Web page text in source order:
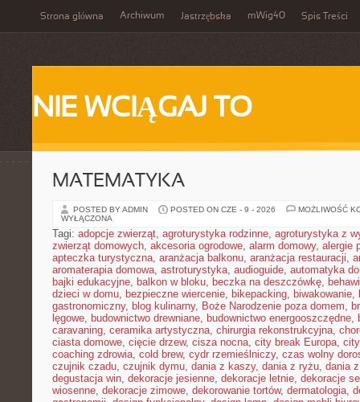
Strona główna Archiwum Jastrzębska mWig40 Spis Treści
NIE WCIĄGAJ TO
MATEMATYKA
POSTED BY ADMIN POSTED ON CZE - 9 - 2026
MOŻLIWOŚĆ
WYŁĄCZONA
Tagi: adopcje zwierząt, agroturystyka rodzinne, agroturystyka z
zwierząt domowych, akcesoria ogrodowe, alarm domowy, alergie
apteczka turystyczna, aranżacja balkonu, aranżacja restauracji,
aromaterapia domowa, astroturystyka, audioguide, automatyka
bajki edukacyjne, balkon w bloku, beczka na deszczówkę,
dzieci w domu, bezpieczne wiercenie, bikepacking, biwakowanie,
gastronomiczny, blog kulinarny, Boże Narodzenie poza domem,
lęgowe, budownictwo drewniane, budownictwo energooszczędne,
caravaning, ceramika artystyczna, chirurgia rekonstrukcyjna,
ciasta domowe, cięcie drzew, cisza nocna, city break Europa,
coaching zdrowia, cold brew, cydr rzemieślniczy, czas wolny
czujnik czadu, czujnik dymu, dania z kaszy, dania z ryżu, dania
degustacja win, dekoracje jesienne, dekoracje letnie, dekoracje
wiosenne, dekoracje zimowe, dekorowanie tortów, dermatologia,